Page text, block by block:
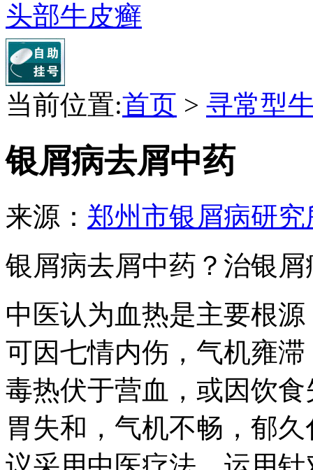
头部牛皮癣
当前位置:首页 > 寻常型
银屑病去屑中药
来源： 郑州市银屑病研究
银屑病去屑中药？治银
中医认为血热是主要根
可因七情内伤，气机雍
毒热伏于营血，或因饮
胃失和，气机不畅，郁